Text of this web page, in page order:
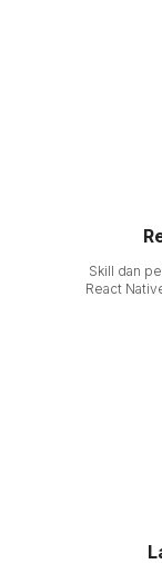
Skill dan
React